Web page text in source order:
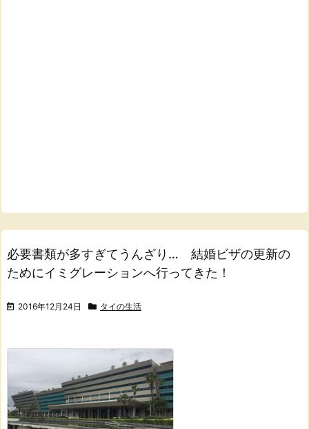
必要書類が多すぎてうんざり… 結婚ビザの更新の
ためにイミグレーションへ行ってきた！
2016年12月24日 タイの生活